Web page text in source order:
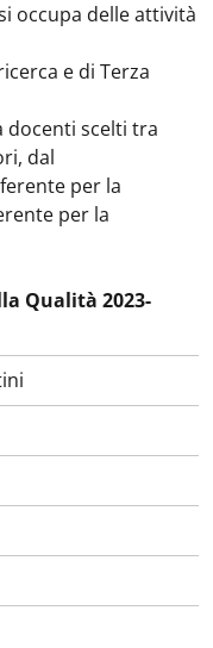
occupa delle attività
e di Terza
docenti scelti tra
dal
per la
per la
Qualità 2023-